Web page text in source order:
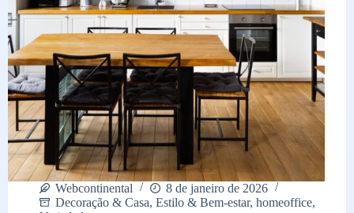
Webcontinental
8 de janeiro de 2026
Decoração & Casa, Estilo & Bem-estar, homeoffice,